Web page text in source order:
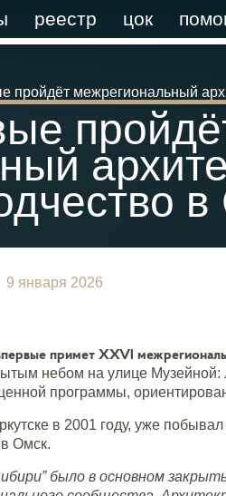
реестр цок
пройдёт межрегиональный
9 января 2026
примет XXVI
небом на улице
программы,
в 2001 году, уже
Омск.
было в основном